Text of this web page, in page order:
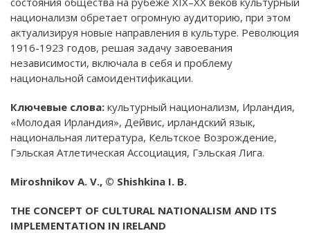
национализм обретает огромную аудиторию, при этом
актуализируя новые направления в культуре. Революция
1916-1923 годов, решая задачу завоевания
независимости, включала в себя и проблему
национальной самоидентификации.
Ключевые слова: культурный национализм, Ирландия,
«Молодая Ирландия», Дейвис, ирландский язык,
национальная литература, Кельтское Возрождение,
Гэльская Атлетическая Ассоциация, Гэльская Лига.
Miroshnikov A. V., © Shishkina I. B.
THE CONCEPT OF CULTURAL NATIONALISM AND ITS
IMPLEMENTATION IN IRELAND